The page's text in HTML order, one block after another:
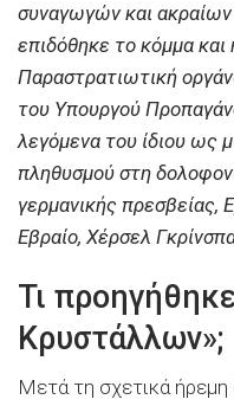
συναγωγών και
επιδόθηκε το κόμμα
Παραστρατιωτική
του Υπουργού
λεγόμενα του ίδιου ως
πληθυσμού στη
γερμανικής
Εβραίο, Χέρσελ
Τι
Κρυστάλλων»;
Μετά τη σχετικά ήρεμη